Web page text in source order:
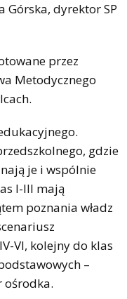
Górska, dyrektor SP
przez
Metodycznego
gdzie
je i wspólnie
I-III mają
poznania władz
VI, kolejny do klas
–
ośrodka.